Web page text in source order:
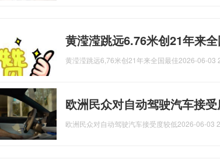
黄滢滢跳远6.76米创21年来
黄滢滢跳远6,76米创21年来全国最佳2026-06-03
欧洲民众对自动驾驶汽车接
欧洲民众对自动驾驶汽车接受度较低2026-06-03